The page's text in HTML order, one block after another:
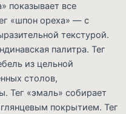
показывает все
«шпон ореха» — с
текстурой.
палитра. Тег
из цельной
столов,
Тег «эмаль» собирает
покрытием. Тег